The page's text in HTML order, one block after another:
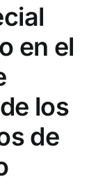
en el
los
de